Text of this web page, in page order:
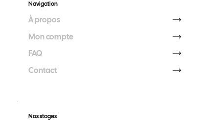
Nos stages
Navigation
À propos
Mon compte
FAQ
Contact